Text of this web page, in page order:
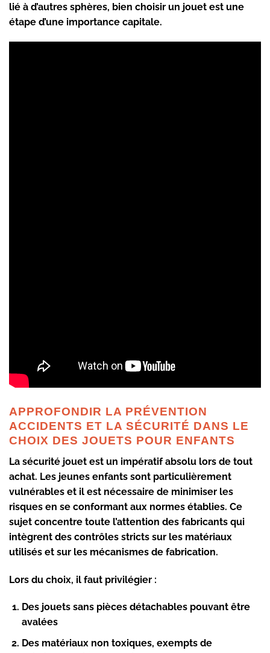
lié à d’autres sphères, bien choisir un jouet est une
étape d’une importance capitale.
APPROFONDIR LA PRÉVENTION
ACCIDENTS ET LA SÉCURITÉ DANS LE
CHOIX DES JOUETS POUR ENFANTS
La sécurité jouet est un impératif absolu lors de tout
achat. Les jeunes enfants sont particulièrement
vulnérables et il est nécessaire de minimiser les
risques en se conformant aux normes établies. Ce
sujet concentre toute l’attention des fabricants qui
intègrent des contrôles stricts sur les matériaux
utilisés et sur les mécanismes de fabrication.
Lors du choix, il faut privilégier :
Des jouets sans pièces détachables pouvant être
avalées
Des matériaux non toxiques, exempts de